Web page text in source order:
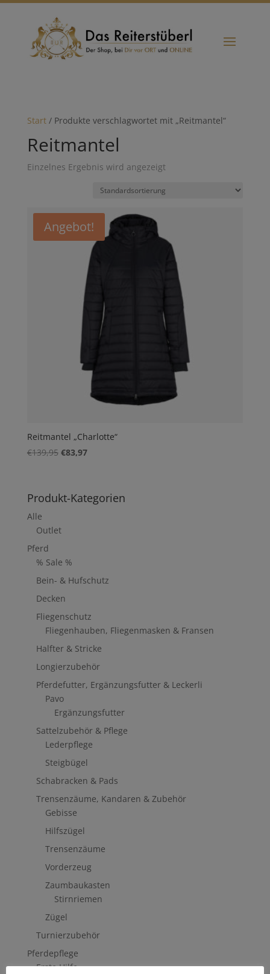
Start/ Produkte verschlagwortet mit „Reitmantel“
Reitmantel
Einzelnes Ergebnis wird angezeigt
Angebot!
Reitmantel „Charlotte“
€139,95 Ursprünglicher
€139,95
€83,97Aktueller
€83,97.
Produkt-Kategorien
Alle
Outlet
Pferd
% Sale %
Bein- & Hufschutz
Decken
Fliegenschutz
Fliegenhauben, Fliegenmasken & Fransen
Halfter & Stricke
Longierzubehör
Pferdefutter, Ergänzungsfutter & Leckerli
Pavo
Ergänzungsfutter
Sattelzubehör & Pflege
Lederpflege
Steigbügel
Schabracken & Pads
Trensenzäume, Kandaren & Zubehör
Gebisse
Hilfszügel
Trensenzäume
Vorderzeug
Zaumbaukasten
Stirnriemen
Zügel
Turnierzubehör
Pferdepflege
Erste Hilfe